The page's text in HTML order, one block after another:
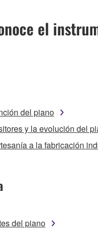
el
del piano
y la evolución del
a la fabricación
del piano